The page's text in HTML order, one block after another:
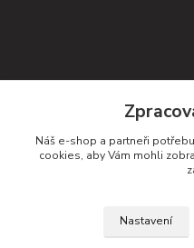
+420 732 552 122
Náš e-shop a partneři
cookies, aby Vám mohli
Nastavení